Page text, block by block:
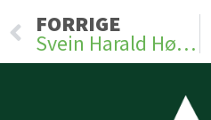
Prev
FORRIGE
Svein Harald Høgmo